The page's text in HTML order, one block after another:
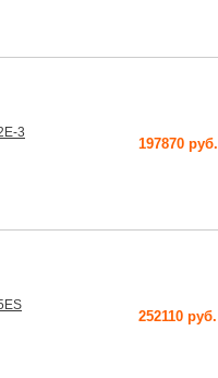
3
197870 руб.
252110 руб.